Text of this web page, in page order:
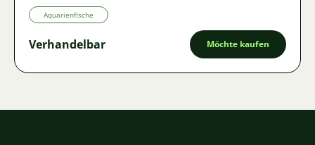
Aquarienfische
Verhandelbar Möchte kaufen